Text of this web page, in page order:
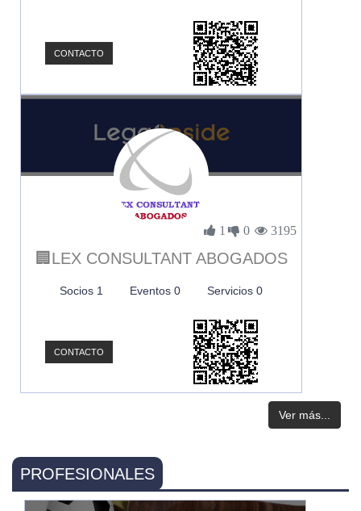
CONTACTO
1 0 3195
🏢LEX CONSULTANT ABOGADOS
Socios 1 Eventos 0 Servicios 0
CONTACTO
Ver más...
PROFESIONALES